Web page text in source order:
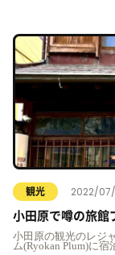
観光 2022/
小田原で噂の旅
小田原の観光のレジ
ム(Ryokan Plum)に宿